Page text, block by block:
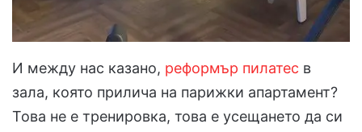
И между нас казано, реформър пилатес в
зала, която прилича на парижки апартамент?
Това не е тренировка, това е усещането да си